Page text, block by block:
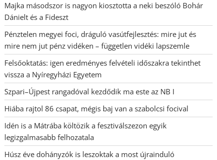
Majka másodszor is nagyon kiosztotta a neki beszóló Bohár
Dánielt és a Fideszt
Pénztelen megyei foci, dráguló vasútfejlesztés: mire jut és
mire nem jut pénz vidéken – független vidéki lapszemle
Felsőoktatás: igen eredményes felvételi időszakra tekinthet
vissza a Nyíregyházi Egyetem
Szpari–Újpest rangadóval kezdődik ma este az NB I
Hiába rajtol 86 csapat, mégis baj van a szabolcsi focival
Idén is a Mátrába költözik a fesztiválszezon egyik
legizgalmasabb felhozatala
Húsz éve dohányzók is leszoktak a most újrainduló